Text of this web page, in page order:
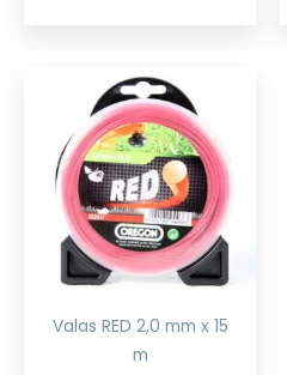
Valas RED 2,0 mm x 15
m